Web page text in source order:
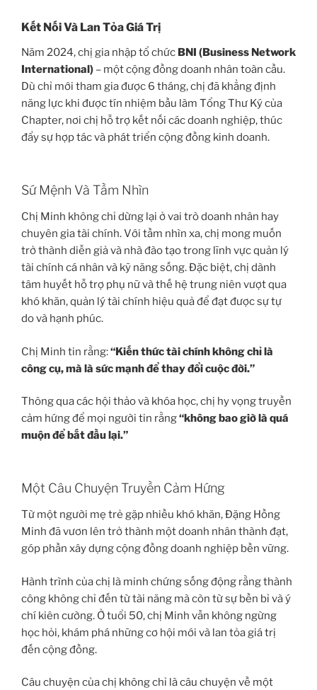
Kết Nối Và Lan Tỏa Giá Trị
Năm 2024, chị gia nhập tổ chức BNI (Business Network
International) – một cộng đồng doanh nhân toàn cầu.
Dù chỉ mới tham gia được 6 tháng, chị đã khẳng định
năng lực khi được tín nhiệm bầu làm Tổng Thư Ký của
Chapter, nơi chị hỗ trợ kết nối các doanh nghiệp, thúc
đẩy sự hợp tác và phát triển cộng đồng kinh doanh.
Sứ Mệnh Và Tầm Nhìn
Chị Minh không chỉ dừng lại ở vai trò doanh nhân hay
chuyên gia tài chính. Với tầm nhìn xa, chị mong muốn
trở thành diễn giả và nhà đào tạo trong lĩnh vực quản lý
tài chính cá nhân và kỹ năng sống. Đặc biệt, chị dành
tâm huyết hỗ trợ phụ nữ và thế hệ trung niên vượt qua
khó khăn, quản lý tài chính hiệu quả để đạt được sự tự
do và hạnh phúc.
Chị Minh tin rằng:“Kiến thức tài chính không chỉ là
công cụ, mà là sức mạnh để thay đổi cuộc đời.”
Thông qua các hội thảo và khóa học, chị hy vọng truyền
cảm hứng để mọi người tin rằng“không bao giờ là quá
muộn để bắt đầu lại.”
Một Câu Chuyện Truyền Cảm Hứng
Từ một người mẹ trẻ gặp nhiều khó khăn, Đặng Hồng
Minh đã vươn lên trở thành một doanh nhân thành đạt,
góp phần xây dựng cộng đồng doanh nghiệp bền vững.
Hành trình của chị là minh chứng sống động rằng thành
công không chỉ đến từ tài năng mà còn từ sự bền bỉ và ý
chí kiên cường. Ở tuổi 50, chị Minh vẫn không ngừng
học hỏi, khám phá những cơ hội mới và lan tỏa giá trị
đến cộng đồng.
Câu chuyện của chị không chỉ là câu chuyện về một